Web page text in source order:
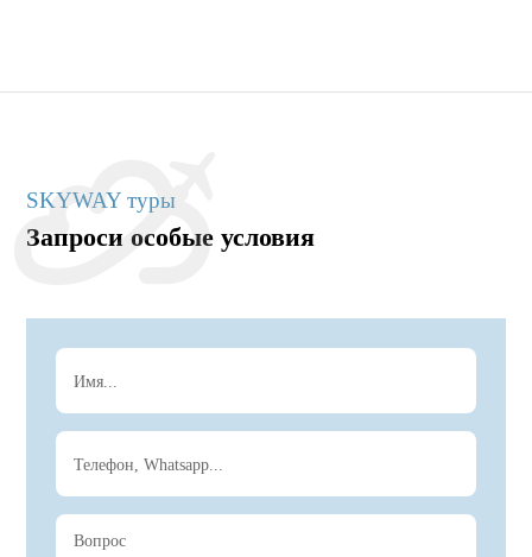
SKYWAY туры
Запроси особые условия